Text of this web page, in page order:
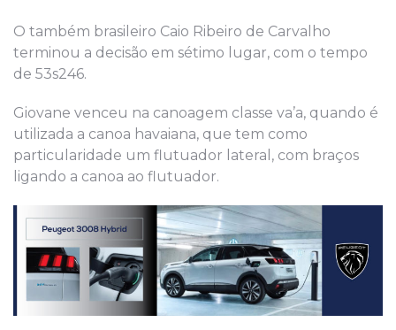
O também brasileiro Caio Ribeiro de Carvalho
terminou a decisão em sétimo lugar, com o tempo
de 53s246.
Giovane venceu na canoagem classe va’a, quando é
utilizada a canoa havaiana, que tem como
particularidade um flutuador lateral, com braços
ligando a canoa ao flutuador.